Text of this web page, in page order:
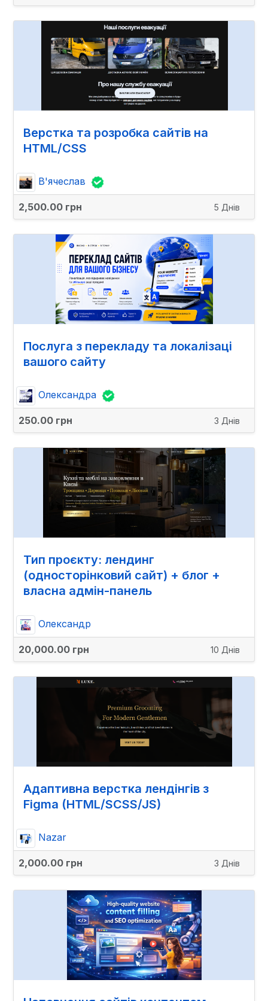
Верстка та розробка сайтів на
HTML/СSS
В'ячеслав
2,500.00 грн 5 Днів
Послуга з перекладу та локалізаці
вашого сайту
Олександра
250.00 грн 3 Днів
Тип проєкту: лендинг
(односторінковий сайт) + блог +
власна адмін-панель
Олександр
20,000.00 грн 10 Днів
Адаптивна верстка лендінгів з
Figma (HTML/SCSS/JS)
Nazar
2,000.00 грн 3 Днів